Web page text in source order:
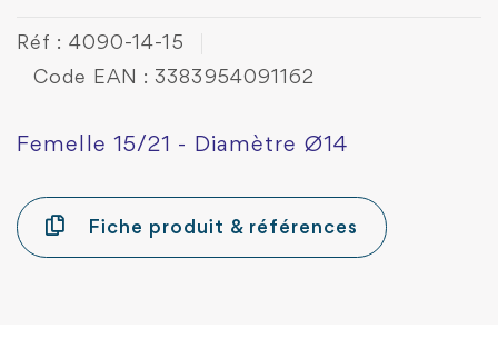
Réf : 4090-14-15
Code EAN : 3383954091162
Femelle 15/21 - Diamètre Ø14
Fiche produit & références